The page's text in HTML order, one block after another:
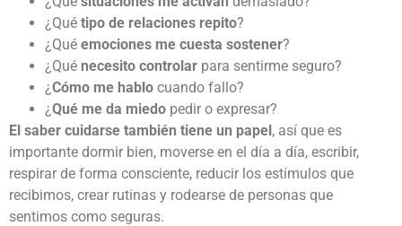
¿Qué tipo de relaciones repito?
¿Qué emociones me cuesta sostener?
¿Qué necesito controlar para sentirme seguro?
¿Cómo me hablo cuando fallo?
¿Qué me da miedo pedir o expresar?
El saber cuidarse también tiene un papel, así que es
importante dormir bien, moverse en el día a día, escribir,
respirar de forma consciente, reducir los estímulos que
recibimos, crear rutinas y rodearse de personas que
sentimos como seguras.